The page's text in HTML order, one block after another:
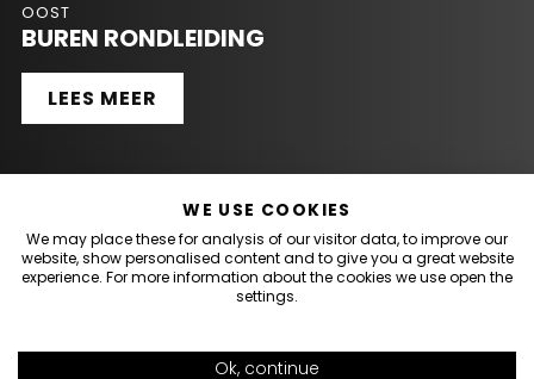
OOST
BUREN RONDLEIDING
LEES MEER
WE USE COOKIES
We may place these for analysis of our visitor data, to improve our
website, show personalised content and to give you a great website
experience. For more information about the cookies we use open the
settings.
Ok, continue